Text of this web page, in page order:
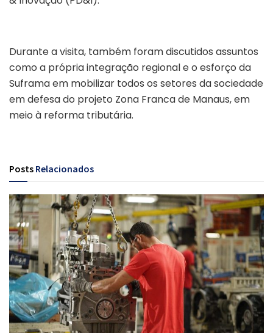
Durante a visita, também foram discutidos assuntos
como a própria integração regional e o esforço da
Suframa em mobilizar todos os setores da sociedade
em defesa do projeto Zona Franca de Manaus, em
meio à reforma tributária.
Posts Relacionados